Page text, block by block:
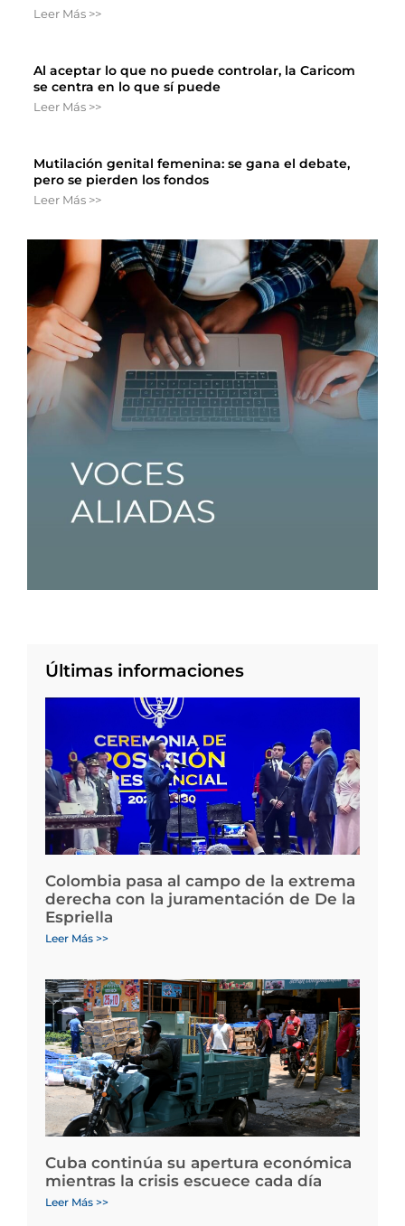
Leer Más >>
Al aceptar lo que no puede controlar, la Caricom
se centra en lo que sí puede
Leer Más >>
Mutilación genital femenina: se gana el debate,
pero se pierden los fondos
Leer Más >>
Últimas informaciones
Colombia pasa al campo de la extrema
derecha con la juramentación de De la
Espriella
Leer Más >>
Cuba continúa su apertura económica
mientras la crisis escuece cada día
Leer Más >>